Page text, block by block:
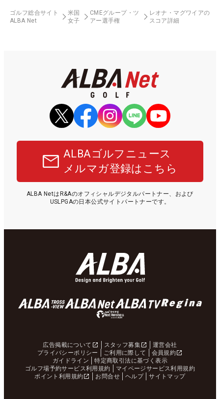
ゴルフ総合サイト
ALBA Net
米国
女子
CMEグループ・ツ
アー選手権
レオナ・マグワイアの
スコア詳細
ALBAゴルフニュース
メルマガ登録はこちら
ALBA NetはR&Aのオフィシャルデジタルパートナー、および
USLPGAの日本公式サイトパートナーです。
広告掲載について スタッフ募集
運営会社
プライバシーポリシー
ご利用に際して
会員規約
ガイドライン
特定商取引法に基づく表示
ゴルフ場予約サービス利用規約
マイページサービス利用規約
ポイント利用規約
お問合せ ヘルプ サイトマップ